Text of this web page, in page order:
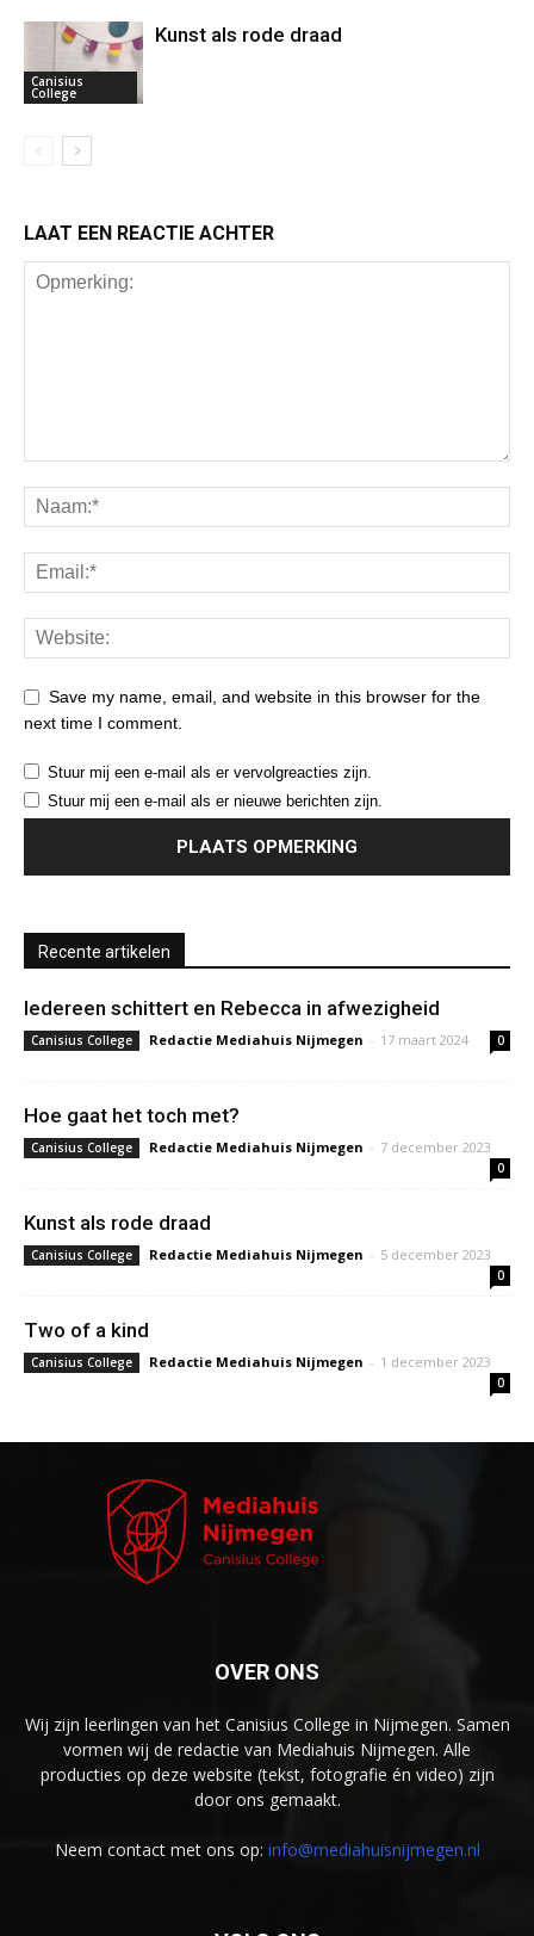
Canisius
College
Kunst als rode draad
LAAT EEN REACTIE ACHTER
Save my name, email, and website in this browser for the
next time I comment.
Stuur mij een e-mail als er vervolgreacties zijn.
Stuur mij een e-mail als er nieuwe berichten zijn.
Recente artikelen
Iedereen schittert en Rebecca in afwezigheid
Canisius College Redactie Mediahuis Nijmegen - 17 maart 2024 0
Hoe gaat het toch met?
Canisius College Redactie Mediahuis Nijmegen - 7 december 2023
0
Kunst als rode draad
Canisius College Redactie Mediahuis Nijmegen - 5 december 2023
0
Two of a kind
Canisius College Redactie Mediahuis Nijmegen - 1 december 2023
0
OVER ONS
Wij zijn leerlingen van het Canisius College in Nijmegen. Samen
vormen wij de redactie van Mediahuis Nijmegen. Alle
producties op deze website (tekst, fotografie én video) zijn
door ons gemaakt.
Neem contact met ons op: info@mediahuisnijmegen.nl